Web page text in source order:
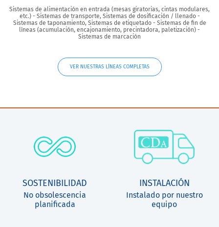
Sistemas de alimentación en entrada (mesas giratorias, cintas modulares,
etc.) - Sistemas de transporte, Sistemas de dosificación / llenado -
Sistemas de taponamiento, Sistemas de etiquetado - Sistemas de fin de
líneas (acumulación, encajonamiento, precintadora, paletización) -
Sistemas de marcación
VER NUESTRAS LÍNEAS COMPLETAS
SOSTENIBILIDAD
No obsolescencia
planificada
INSTALACIÓN
Instalado por nuestro
equipo